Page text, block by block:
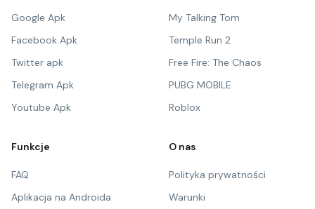
Google Apk
Facebook Apk
Twitter apk
Telegram Apk
Youtube Apk
My Talking Tom
Temple Run 2
Free Fire: The Chaos
PUBG MOBILE
Roblox
Funkcje
FAQ
Aplikacja na Androida
O nas
Polityka prywatności
Warunki